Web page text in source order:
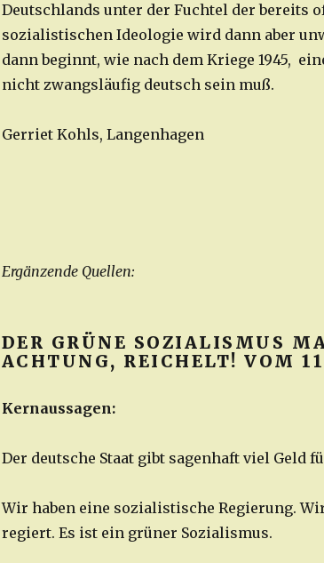
Deutschlands unter der Fuchtel der bereits
sozialistischen Ideologie wird dann aber
dann beginnt, wie nach dem Kriege 1945,
nicht zwangsläufig deutsch sein muß.
Gerriet Kohls, Langenhagen
Ergänzende Quellen:
DER GRÜNE SOZIALISMUS
ACHTUNG, REICHELT! VOM
Kernaussagen:
Der deutsche Staat gibt sagenhaft viel Geld
Wir haben eine sozialistische Regierung.
regiert. Es ist ein grüner Sozialismus.